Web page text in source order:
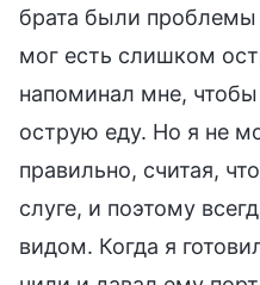
брата были
мог есть слишком
напоминал мне,
острую еду. Но я не
правильно, считая,
слуге, и поэтому
видом. Когда я